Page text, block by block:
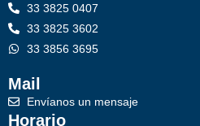
33 3825 0407
33 3825 3602
33 3856 3695
Mail
Envíanos un mensaje
Horario